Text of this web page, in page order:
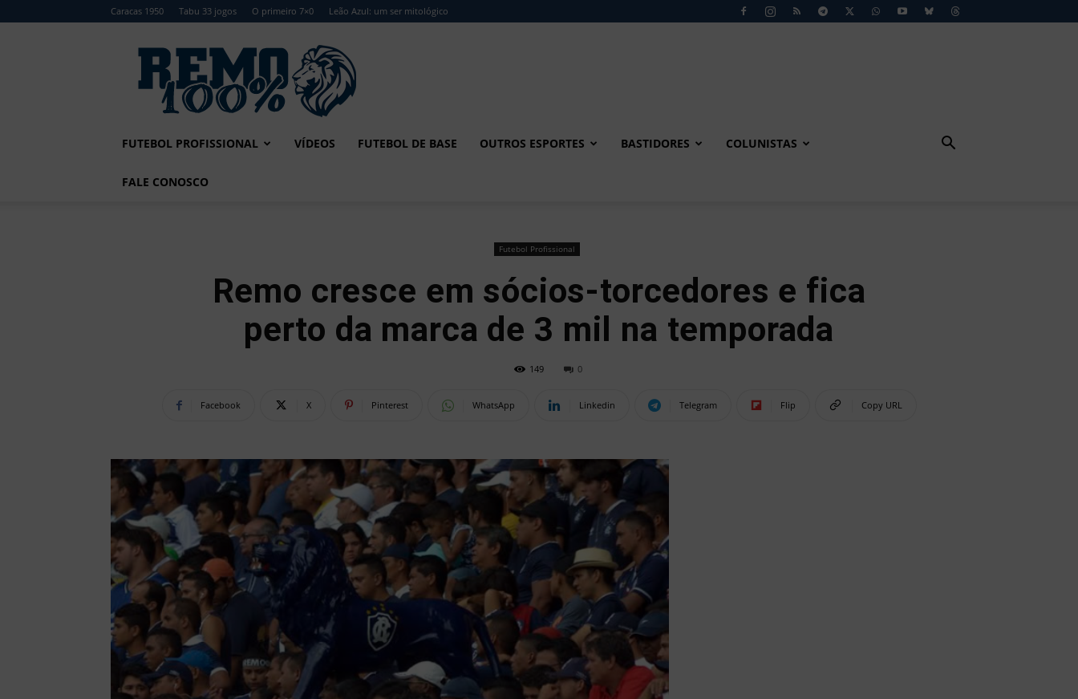
Caracas 1950 Tabu 33 jogos O primeiro 7×0 Leão Azul: um ser mitológico
Remo
FUTEBOL PROFISSIONAL VÍDEOS FUTEBOL DE BASE OUTROS ESPORTES BASTIDORES COLUNISTAS
FALE CONOSCO
Futebol Profissional
Remo cresce em sócios-torcedores e fica
perto da marca de 3 mil na temporada
149 0
Facebook X Pinterest WhatsApp Linkedin Telegram Flip Copy URL